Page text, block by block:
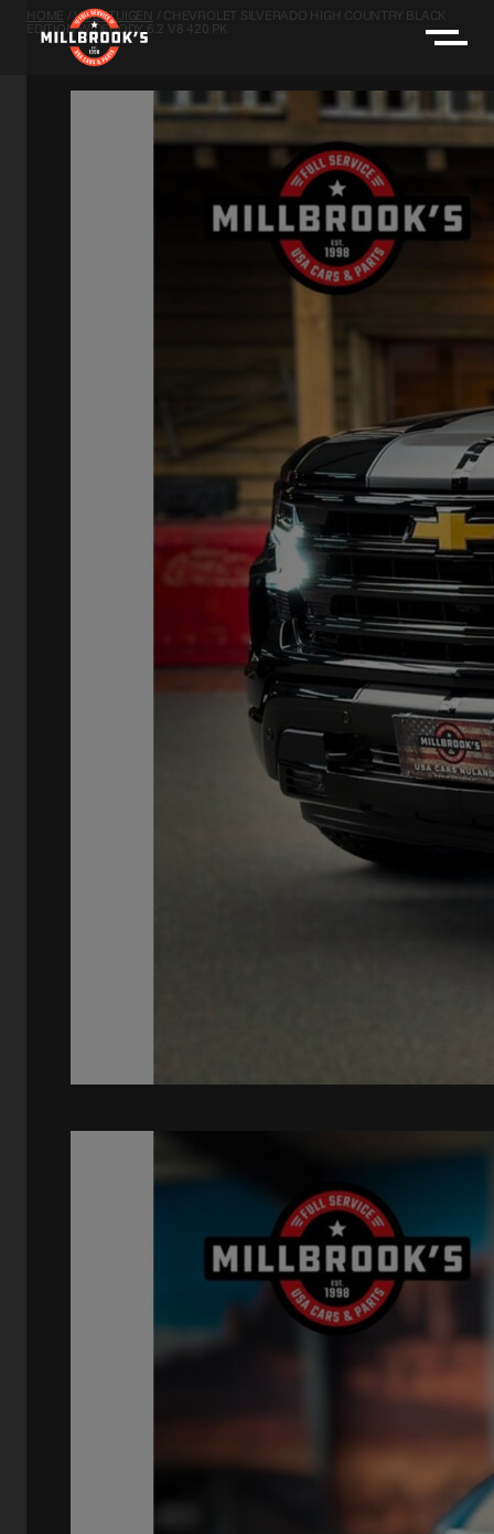
HOME /VOERTUIGEN / CHEVROLET SILVERADO HIGH COUNTRY BLACK
EDITION WIDEBODY 6.2 V8 420 PK